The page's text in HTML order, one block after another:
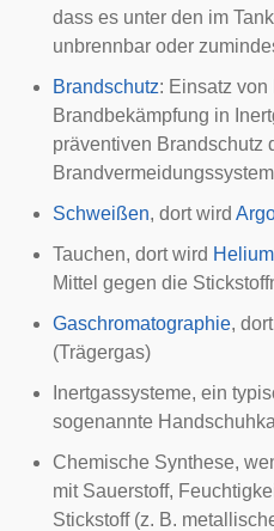
dass es unter den im
unbrennbar oder
Brandschutz: Einsatz von
Brandbekämpfung in
präventiven Brandschutz
Schweißen, dort wird
Tauchen, dort wird Helium
Mittel gegen die
Gaschromatographie,
(Trägergas)
Inertgassysteme, ein
sogenannte
Chemische Synthese,
mit Sauerstoff,
Stickstoff (z. B.